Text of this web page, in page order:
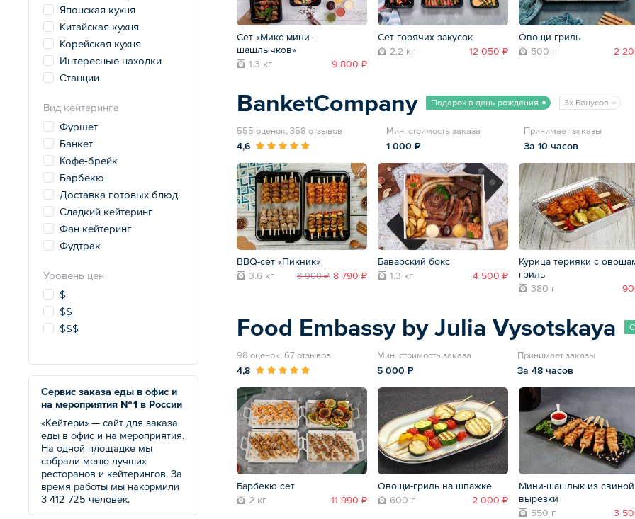
Японская кухня
Китайская кухня
Корейская кухня
Интересные находки
Станции
Вид кейтеринга
Фуршет
Банкет
Кофе-брейк
Барбекю
Доставка готовых блюд
Сладкий кейтеринг
Фан кейтеринг
Фудтрак
Уровень цен
$
$$
$$$
Сервис заказа еды в офис и
на мероприятия № 1 в России
«Кейтери» — сайт для заказа
еды в офис и на мероприятия.
На одной площадке мы
собрали меню лучших
ресторанов и кейтерингов. За
время работы мы накормили
3 412 725 человек.
Сет «Микс мини-
шашлычков»
1.3 кг
9 800 ₽
Сет горячих закусок
2.2 кг
12 050 ₽
Овощи гриль
500 г
2
BanketCompany Подарок в день рождения 3x Бонусов
555 оценок, 358 отзывов
4,6
Мин. стоимость заказа
1 000 ₽
Принимает заказы
За 10 часов
BBQ-сет «Пикник»
3.6 кг
8 900 ₽ 8 790 ₽
Баварский бокс
1.3 кг
4 500 ₽
Курица терияки с
гриль
380 г
Food Embassy by Julia Vysotskaya
98 оценок, 67 отзывов
4,8
Мин. стоимость заказа
5 000 ₽
Принимает заказы
За 48 часов
Барбекю сет
2 кг
11 990 ₽
Овощи-гриль на шпажке
600 г
2 000 ₽
Мини-шашлык из свиной
вырезки
550 г
3